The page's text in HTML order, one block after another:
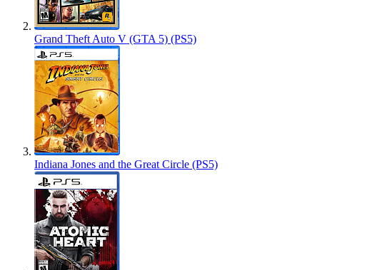
Grand Theft Auto V (GTA 5) (PS5)
Indiana Jones and the Great Circle (PS5)